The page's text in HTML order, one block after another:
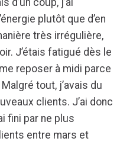
d’un coup, j’ai
plutôt que d’en
très irrégulière,
J’étais fatigué dès le
reposer à midi parce
tout, j’avais du
clients. J’ai donc
fini par ne plus
entre mars et